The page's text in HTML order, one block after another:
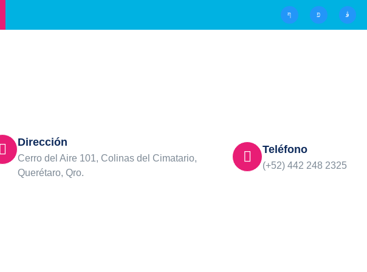
Dirección
Cerro del Aire 101, Colinas del Cimatario,
Querétaro, Qro.
Teléfono
(+52) 442 248 2325